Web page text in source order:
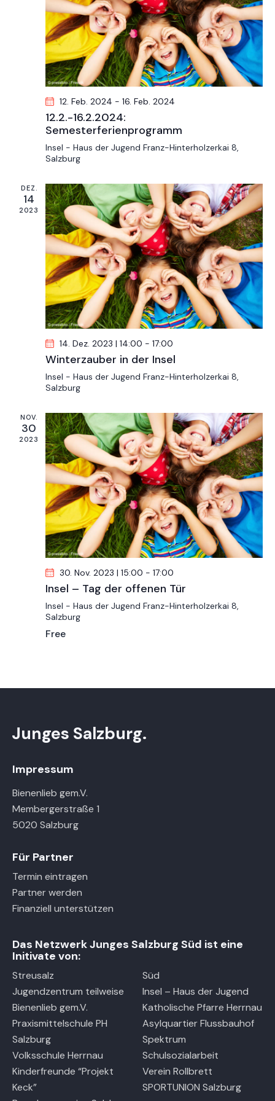
l
t
u
n
g
u
e
u
n
d
A
n
s
i
c
e
,
N
a
v
i
g
a
t
i
o
t
u
n
g
A
n
e
n
-
N
a
v
i
g
a
t
12. Feb. 2024 - 16. Feb. 2024
12.2.-16.2.2024:
Semesterferienprogramm
Insel - Haus der Jugend Franz-Hinterholzerkai 8,
Salzburg
DEZ.
14
2023
14. Dez. 2023 | 14:00 - 17:00
Winterzauber in der Insel
Insel - Haus der Jugend Franz-Hinterholzerkai 8,
Salzburg
NOV.
30
2023
30. Nov. 2023 | 15:00 - 17:00
Insel – Tag der offenen Tür
Insel - Haus der Jugend Franz-Hinterholzerkai 8,
Salzburg
Free
Junges Salzburg.
Impressum
Bienenlieb gem.V.
Membergerstraße 1
5020 Salzburg
Für Partner
Termin eintragen
Partner werden
Finanziell unterstützen
Das Netzwerk Junges Salzburg Süd ist eine
Initivate von:
Streusalz
Jugendzentrum teilweise
Bienenlieb gem.V.
Praxismittelschule PH
Salzburg
Volksschule Herrnau
Kinderfreunde “Projekt
Keck”
Süd
Insel – Haus der Jugend
Katholische Pfarre Herrnau
Asylquartier Flussbauhof
Spektrum
Schulsozialarbeit
Verein Rollbrett
SPORTUNION Salzburg